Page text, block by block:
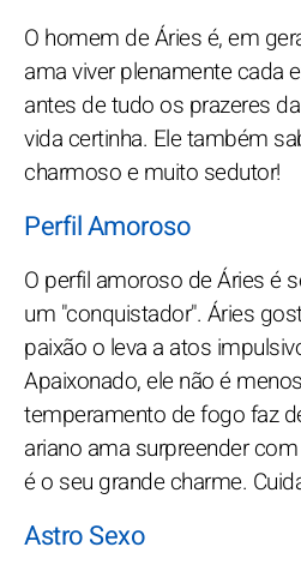
O homem de Áries é, em
ama viver plenamente cada
antes de tudo os prazeres
vida certinha. Ele também
charmoso e muito sedutor!
Perfil Amoroso
O perfil amoroso de Áries é
um "conquistador". Áries
paixão o leva a atos
Apaixonado, ele não é
temperamento de fogo faz
ariano ama surpreender
é o seu grande charme.
Astro Sexo